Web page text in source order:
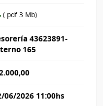
archivo
(.pdf 3 Mb)
43623891-
165
06/2026 11:00hs